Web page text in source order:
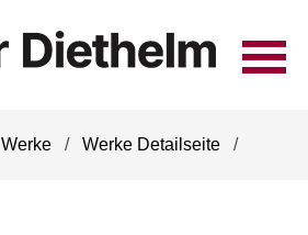
Werke Werke Detailseite